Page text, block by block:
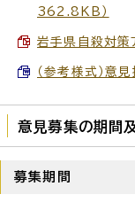
362.8KB）
岩手県自殺対策
（参考様式）意
意見募集の期間
募集期間